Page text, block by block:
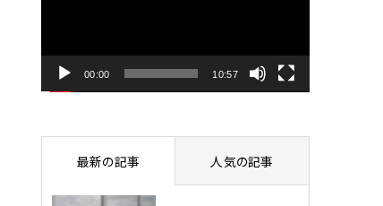
ー
00:00 10:57
最新の記事 人気の記事